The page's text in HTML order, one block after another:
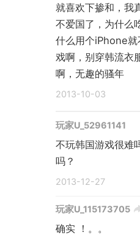
就喜欢下掺和，我
不爱国了，为什么
什么用个iPhone
戏啊，别穿韩流衣
啊，无趣的骚年
2013-10-03
玩家U_52961141
不玩韩国游戏很难
吗？
2013-12-27
玩家U_115173705
确实 ！。。